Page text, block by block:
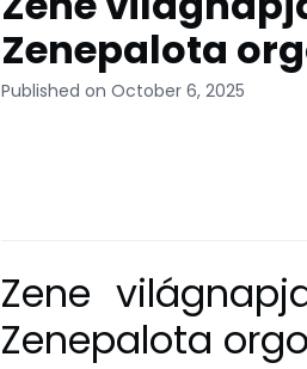
Zenepalota
Published on October 6, 2025
Zene
Zenepalota